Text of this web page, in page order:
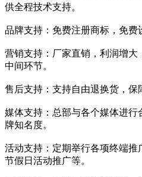
供全程技术支持。
品牌支持：免费注册商标，免费
营销支持：厂家直销，利润增
中间环节。
售后支持：支持自由退换货，保
媒体支持：总部与各个媒体进
牌知名度。
活动支持：定期举行各项终端推
节假日活动推广等。